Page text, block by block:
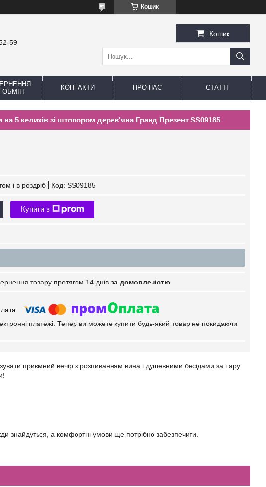
Кошик
59
Кошик
ОБМІН
КОНТАКТИ ПРО НАС СТАТТІ
5 келихів зі штопором дерев'яна Гранд Презент SS09185
і в роздріб Код: SS09185
Купити з
товару протягом 14 днів за домовленістю
платежі. Тепер ви можете купити будь-який товар не покидаючи
приємний вечір з розпиванням вина і душевними бесідами за пару
знайдуться, а комфортні умови ще потрібно забезпечити.